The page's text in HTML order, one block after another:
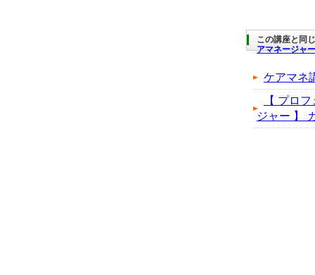
この講座と同
アマネージャ
ケアマネ
【 プロ
ジャー 】